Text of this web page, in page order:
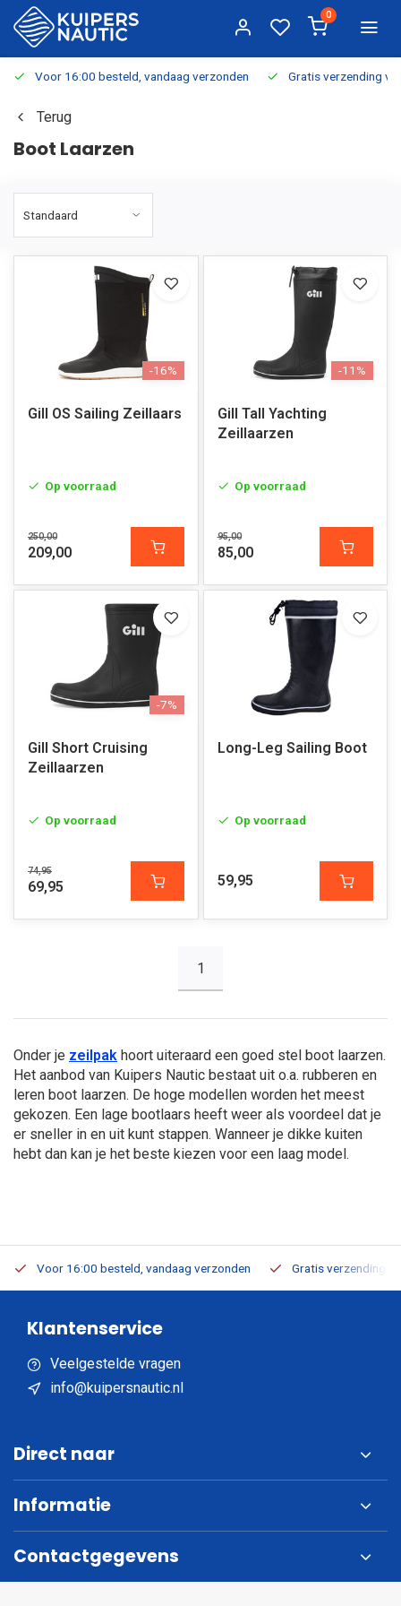
0
Voor 16:00 besteld, vandaag verzonden Gratis verzending
Terug
Boot Laarzen
-16%
Gill OS Sailing Zeillaars
Op voorraad
250,00
209,00
-11%
Gill Tall Yachting
Zeillaarzen
Op voorraad
95,00
85,00
-7%
Gill Short Cruising
Zeillaarzen
Op voorraad
74,95
69,95
Long-Leg Sailing Boot
Op voorraad
59,95
1
Onder je zeilpak hoort uiteraard een goed stel boot laarzen.
Het aanbod van Kuipers Nautic bestaat uit o.a. rubberen en
leren boot laarzen. De hoge modellen worden het meest
gekozen. Een lage bootlaars heeft weer als voordeel dat je
er sneller in en uit kunt stappen. Wanneer je dikke kuiten
hebt dan kan je het beste kiezen voor een laag model.
Voor 16:00 besteld, vandaag verzonden Gratis verzending
Klantenservice
Veelgestelde vragen
info@kuipersnautic.nl
Direct naar
Informatie
Contactgegevens